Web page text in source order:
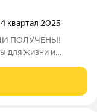
4 квартал 2025
ПОЛУЧЕНЫ!
для жизни и
Максимальный
демпинга